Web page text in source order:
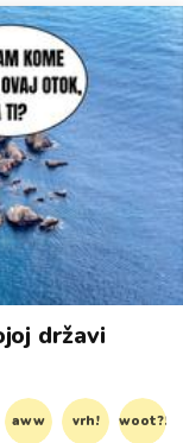
državi
aww vrh! woot?!